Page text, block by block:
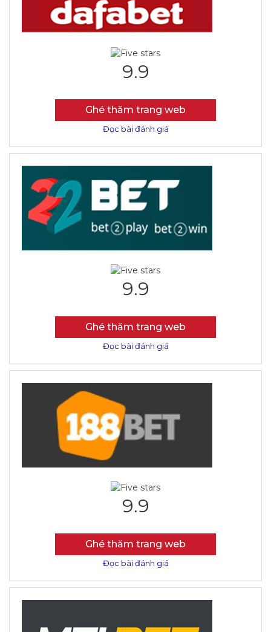
9.9
Ghé thăm trang web
Đọc bài đánh giá
9.9
Ghé thăm trang web
Đọc bài đánh giá
9.9
Ghé thăm trang web
Đọc bài đánh giá